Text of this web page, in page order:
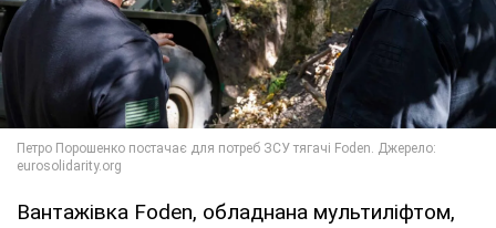
Вантажівка Foden, обладнана мультиліфтом,